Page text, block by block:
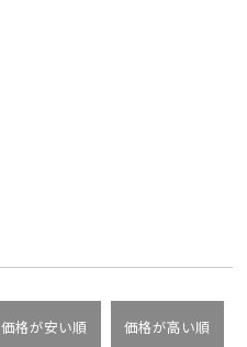
価格が安い順 価格が高い順